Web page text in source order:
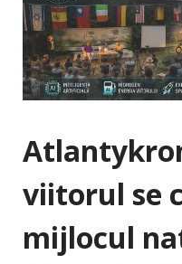
viitorul se
mijlocul